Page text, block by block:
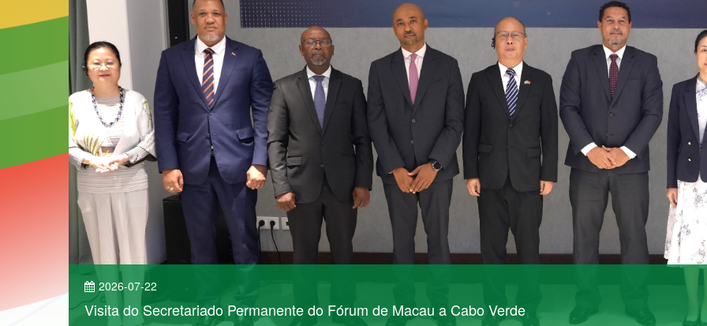
2026-07-22
Visita do Secretariado Permanente do Fórum de Macau a Cabo Verde